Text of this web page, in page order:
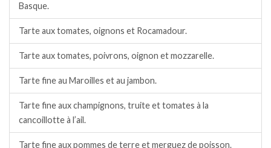
Basque.
Tarte aux tomates, oignons et Rocamadour.
Tarte aux tomates, poivrons, oignon et mozzarelle.
Tarte fine au Maroilles et au jambon.
Tarte fine aux champignons, truite et tomates à la
cancoillotte à l’ail.
Tarte fine aux pommes de terre et merguez de poisson.